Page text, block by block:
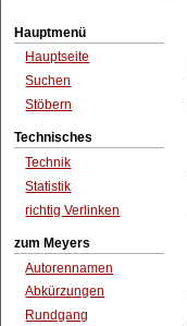
Hauptmenü
Hauptseite
Suchen
Stöbern
Technisches
Technik
Statistik
richtig Verlinken
zum Meyers
Autorennamen
Abkürzungen
Rundgang